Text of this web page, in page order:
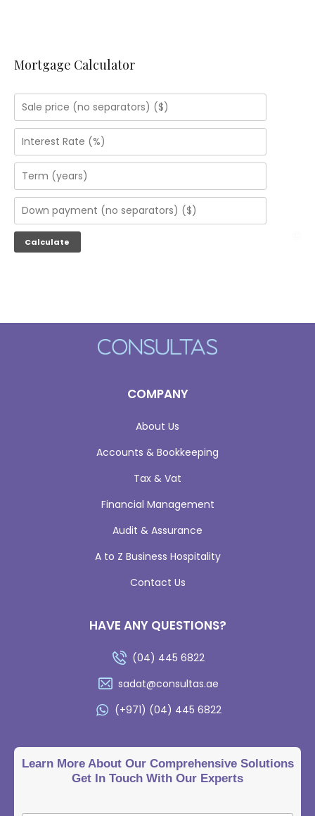
Mortgage Calculator
COMPANY
About Us
Accounts & Bookkeeping
Tax & Vat
Financial Management
Audit & Assurance
A to Z Business Hospitality
Contact Us
HAVE ANY QUESTIONS?
(04) 445 6822
sadat@consultas.ae
(+971) (04) 445 6822
Learn More About Our Comprehensive Solutions
Get In Touch With Our Experts